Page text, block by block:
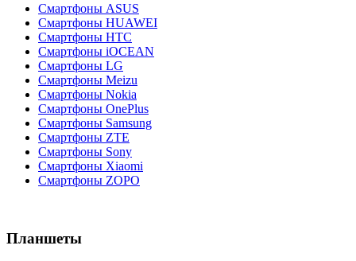
Смартфоны ASUS
Смартфоны HUAWEI
Смартфоны HTC
Смартфоны iOCEAN
Смартфоны LG
Смартфоны Meizu
Смартфоны Nokia
Смартфоны OnePlus
Смартфоны Samsung
Смартфоны ZTE
Смартфоны Sony
Смартфоны Xiaomi
Смартфоны ZOPO
Планшеты